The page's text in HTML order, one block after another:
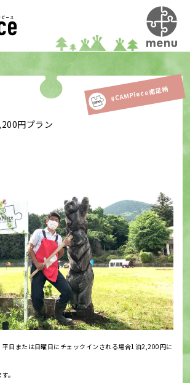
#CAMPiece南足柄
円プラン
日または日曜日にチェックインされる場合1泊2,200円に
。